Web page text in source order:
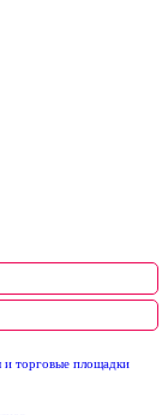
и торговые площадки